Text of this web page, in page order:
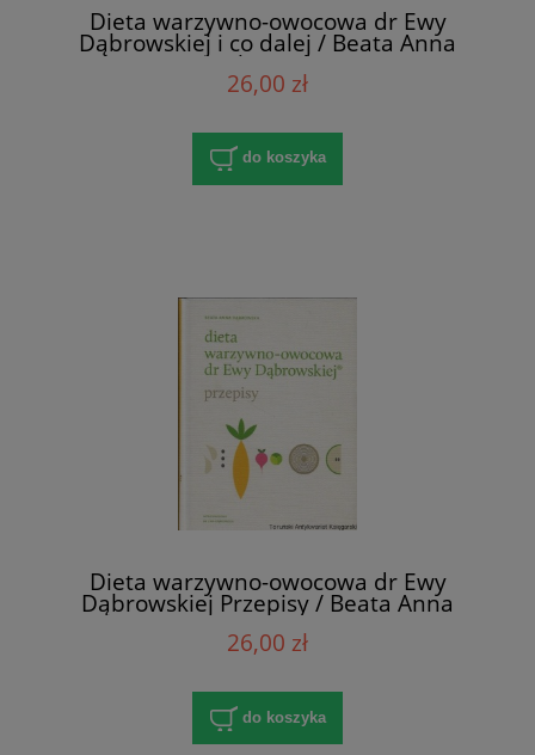
Dieta warzywno-owocowa dr Ewy
Dąbrowskiej i co dalej / Beata Anna
Dąbrowska
26,00 zł
do koszyka
Dieta warzywno-owocowa dr Ewy
Dąbrowskiej Przepisy / Beata Anna
Dąbrowska
26,00 zł
do koszyka